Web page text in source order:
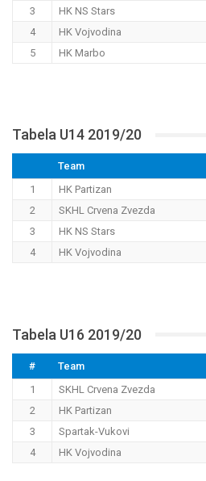
3
HK NS Stars
4
HK Vojvodina
5
HK Marbo
Tabela U14 2019/20
Team
1
HK Partizan
2
SKHL Crvena Zvezda
3
HK NS Stars
4
HK Vojvodina
Tabela U16 2019/20
# Team
1
SKHL Crvena Zvezda
2
HK Partizan
3
Spartak-Vukovi
4
HK Vojvodina